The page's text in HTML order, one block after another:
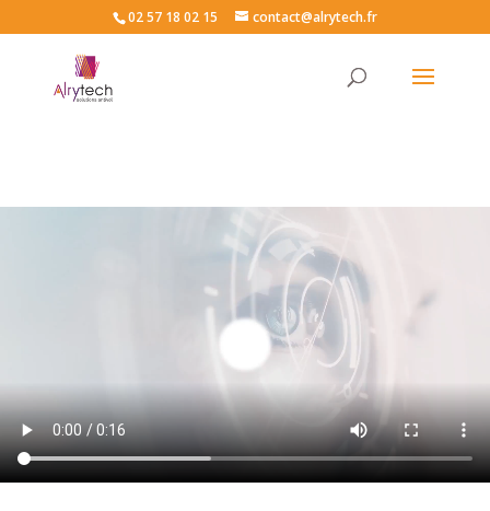
02 57 18 02 15 contact@alrytech.fr